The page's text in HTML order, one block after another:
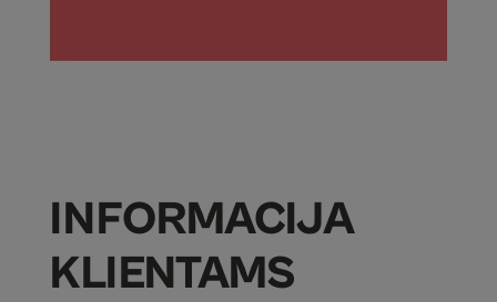
INFORMACIJA
KLIENTAMS